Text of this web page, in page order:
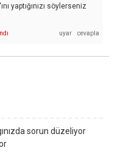
yaptığınızı söylerseniz
sorun düzeliyor